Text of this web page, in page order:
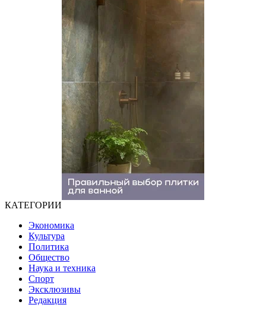
КАТЕГОРИИ
Экономика
Культура
Политика
Общество
Наука и техника
Спорт
Эксклюзивы
Редакция